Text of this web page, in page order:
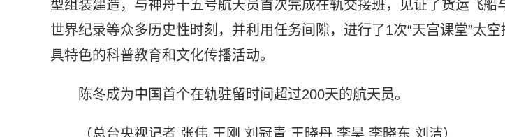
型组装建造，与神舟十五号航天员首次完成在轨交接班，见证了货运飞船
世界纪录等众多历史性时刻，并利用任务间隙，进行了1次“天宫课堂”太空
具特色的科普教育和文化传播活动。
陈冬成为中国首个在轨驻留时间超过200天的航天员。
（总台央视记者 张伟 王刚 刘冠青 王晓丹 李昊 李晓东 刘洁）